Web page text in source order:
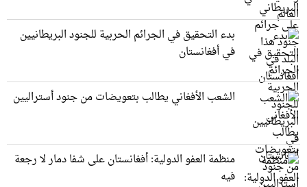
بدء التحقيق في الجرائم الحربیة للجنود البريطانيین
في أفغانستان
الشعب الأفغاني يطالب بتعويضات من جنود أستراليين
منظمة العفو الدولية: أفغانستان على شفا دمار لا رجعة
فيه